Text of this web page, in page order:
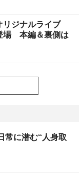
リジナルライブ
場 本編＆裏側は
常に潜む“人身取